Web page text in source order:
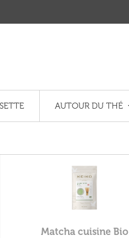
AUTOUR DU THÉ
Matcha cuisine Bio